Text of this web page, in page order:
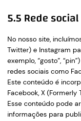
5.5 Rede social
No nosso site,
Twitter) e Instagram
exemplo, “gosto”,
redes sociais como
Este conteúdo é
Facebook, X
Esse conteúdo pode
informações para